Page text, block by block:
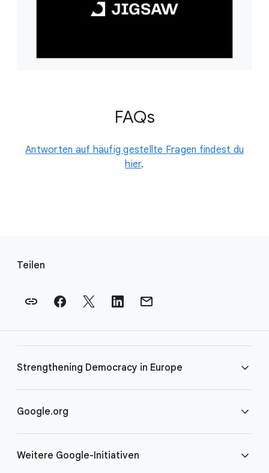
FAQs
Antworten auf häufig gestellte Fragen findest du
hier.
Teilen
Strengthening Democracy in Europe
FAQS
Google.org
Startseite
Weitere Google-Initiativen